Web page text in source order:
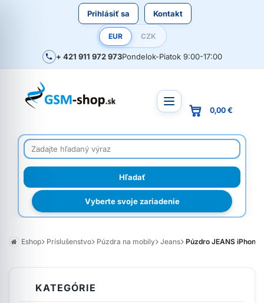
Prihlásiť sa Kontakt
EUR CZK
+ 421 911 972 973Pondelok-Piatok 9:00-17:00
Vyberte svoje zariadenie
0,00 €
Eshop Príslušenstvo Púzdra na mobily Jeans Púzdro JEANS
KATEGÓRIE